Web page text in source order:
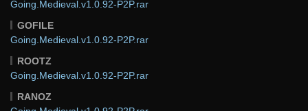
Going.Medieval.v1.0.92-P2P.rar
GOFILE
Going.Medieval.v1.0.92-P2P.rar
ROOTZ
Going.Medieval.v1.0.92-P2P.rar
RANOZ